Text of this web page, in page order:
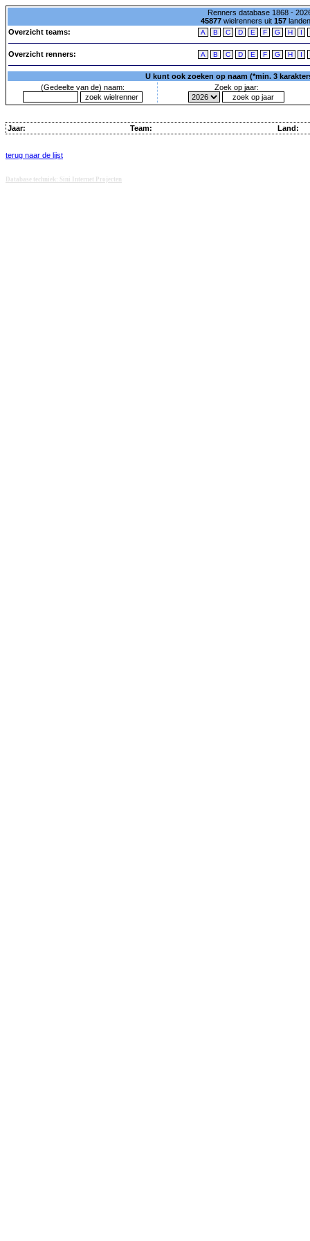
Renners database 1868 -
45877wielrenners uit 157
Overzicht teams:
A B C D E F G H I
Overzicht renners: A B C D E F G H I
U kunt ook zoeken op naam (*min. 3
(Gedeelte van de) naam:
Zoek op jaar:
Jaar: Team: Land:
terug naar de lijst
Database techniek: Sini Internet Projecten